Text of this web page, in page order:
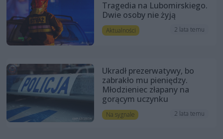
Tragedia na Lubomirskiego.
Dwie osoby nie żyją
Aktualności 2 lata temu
Ukradł prezerwatywy, bo
zabrakło mu pieniędzy.
Młodzieniec złapany na
gorącym uczynku
Na sygnale 2 lata temu